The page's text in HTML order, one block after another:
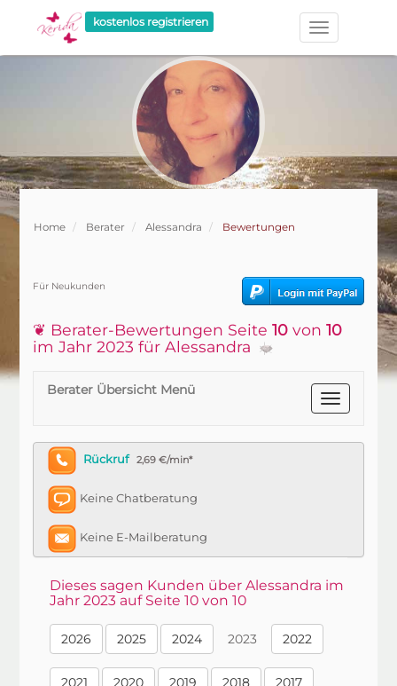
kostenlos registrieren
Home Berater Alessandra Bewertungen
Für Neukunden
❦ Berater-Bewertungen Seite10 von10
im Jahr 2023 für Alessandra
Berater Übersicht Menü
Rückruf 2,69 €/min*
Keine Chatberatung
Keine E-Mailberatung
Dieses sagen Kunden über Alessandra im
Jahr 2023 auf Seite 10 von 10
2026 2025 2024 2023 2022
2021 2020 2019 2018 2017